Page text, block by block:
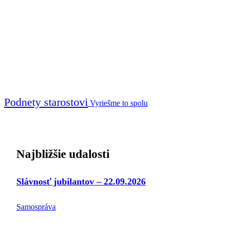
Podnety starostovi Vyriešme to spolu
Najbližšie udalosti
Slávnosť jubilantov – 22.09.2026
Samospráva